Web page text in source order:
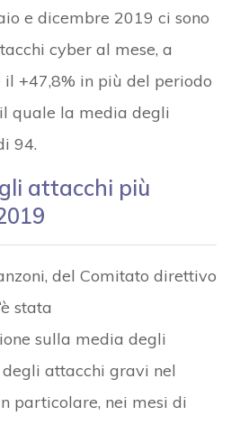
e dicembre 2019 ci sono
cyber al mese, a
+47,8% in più del periodo
quale la media degli
94.
attacchi più
del Comitato direttivo
stata
sulla media degli
attacchi gravi nel
particolare, nei mesi di